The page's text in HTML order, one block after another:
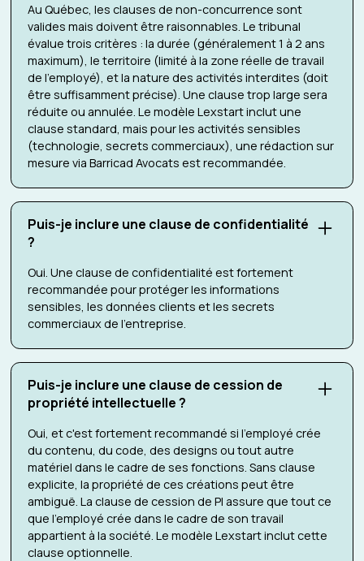
Au Québec, les clauses de non-concurrence sont
valides mais doivent être raisonnables. Le tribunal
évalue trois critères : la durée (généralement 1 à 2 ans
maximum), le territoire (limité à la zone réelle de travail
de l'employé), et la nature des activités interdites (doit
être suffisamment précise). Une clause trop large sera
réduite ou annulée. Le modèle Lexstart inclut une
clause standard, mais pour les activités sensibles
(technologie, secrets commerciaux), une rédaction sur
mesure via Barricad Avocats est recommandée.
Puis-je inclure une clause de confidentialité
?
Oui. Une clause de confidentialité est fortement
recommandée pour protéger les informations
sensibles, les données clients et les secrets
commerciaux de l'entreprise.
Puis-je inclure une clause de cession de
propriété intellectuelle ?
Oui, et c'est fortement recommandé si l'employé crée
du contenu, du code, des designs ou tout autre
matériel dans le cadre de ses fonctions. Sans clause
explicite, la propriété de ces créations peut être
ambiguë. La clause de cession de PI assure que tout ce
que l'employé crée dans le cadre de son travail
appartient à la société. Le modèle Lexstart inclut cette
clause optionnelle.